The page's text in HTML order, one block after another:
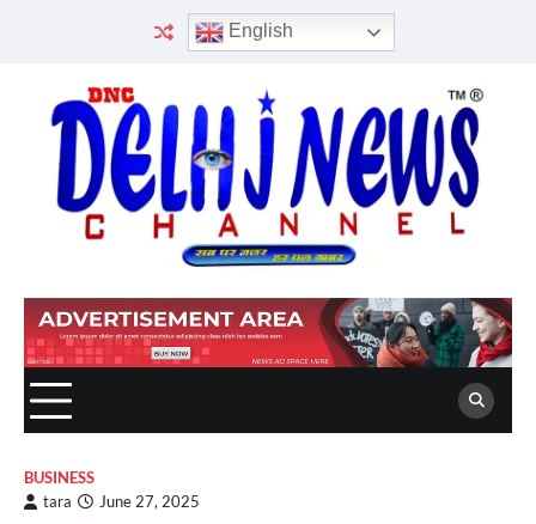
English
BUSINESS
tara
June 27, 2025